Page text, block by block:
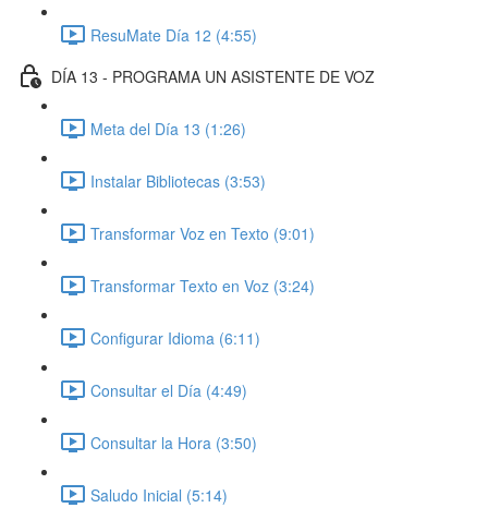
ResuMate Día 12 (4:55)
DÍA 13 - PROGRAMA UN ASISTENTE DE VOZ
Meta del Día 13 (1:26)
Instalar Bibliotecas (3:53)
Transformar Voz en Texto (9:01)
Transformar Texto en Voz (3:24)
Configurar Idioma (6:11)
Consultar el Día (4:49)
Consultar la Hora (3:50)
Saludo Inicial (5:14)